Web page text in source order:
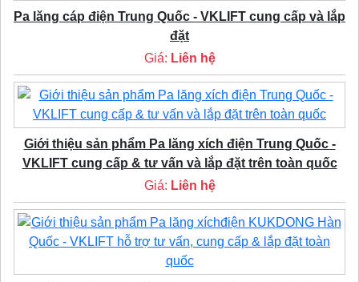
Pa lăng cáp điện Trung Quốc - VKLIFT cung cấp và lắp
đặt
Giá: Liên hệ
Giới thiệu sản phẩm Pa lăng xích điện Trung Quốc -
VKLIFT cung cấp & tư vấn và lắp đặt trên toàn quốc
Giá: Liên hệ